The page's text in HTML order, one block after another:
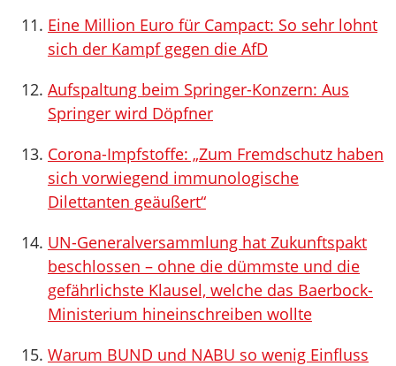
Eine Million Euro für Campact: So sehr lohnt
sich der Kampf gegen die AfD
Aufspaltung beim Springer-Konzern: Aus
Springer wird Döpfner
Corona-Impfstoffe: „Zum Fremdschutz haben
sich vorwiegend immunologische
Dilettanten geäußert“
UN-Generalversammlung hat Zukunftspakt
beschlossen – ohne die dümmste und die
gefährlichste Klausel, welche das Baerbock-
Ministerium hineinschreiben wollte
Warum BUND und NABU so wenig Einfluss